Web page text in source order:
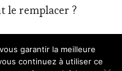
le remplacer ?
garantir la meilleure
continuez à utiliser ce